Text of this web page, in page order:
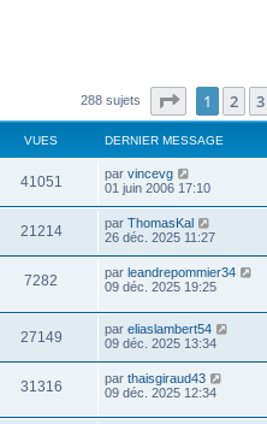
288 sujets Page sur12
1 2 3
VUES DERNIER MESSAGE
41051 par vincevg
01 juin 2006 17:10
21214 par ThomasKal
26 déc. 2025 11:27
7282 par leandrepommier34
09 déc. 2025 19:25
27149 par eliaslambert54
09 déc. 2025 13:34
31316 par thaisgiraud43
09 déc. 2025 12:34